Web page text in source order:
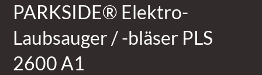
PARKSIDE® Elektro-
Laubsauger / -bläser PLS
2600 A1